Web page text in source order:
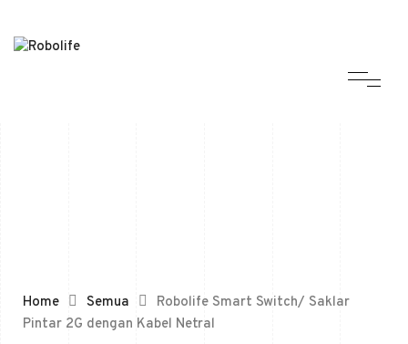
Home Semua
Robolife Smart Switch/ Saklar
Pintar 2G dengan Kabel Netral